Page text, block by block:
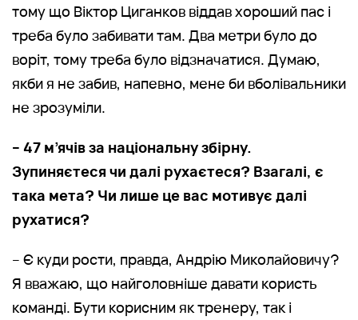
тому що Віктор Циганков віддав хороший пас і
треба було забивати там. Два метри було до
воріт, тому треба було відзначатися. Думаю,
якби я не забив, напевно, мене би вболівальники
не зрозуміли.
– 47 м’ячів за національну збірну.
Зупиняєтеся чи далі рухаєтеся? Взагалі, є
така мета? Чи лише це вас мотивує далі
рухатися?
– Є куди рости, правда, Андрію Миколайовичу?
Я вважаю, що найголовніше давати користь
команді. Бути корисним як тренеру, так і